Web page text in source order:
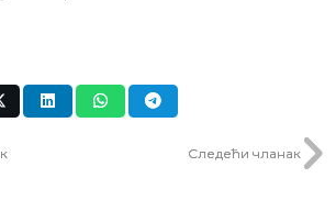
Следећи чланак